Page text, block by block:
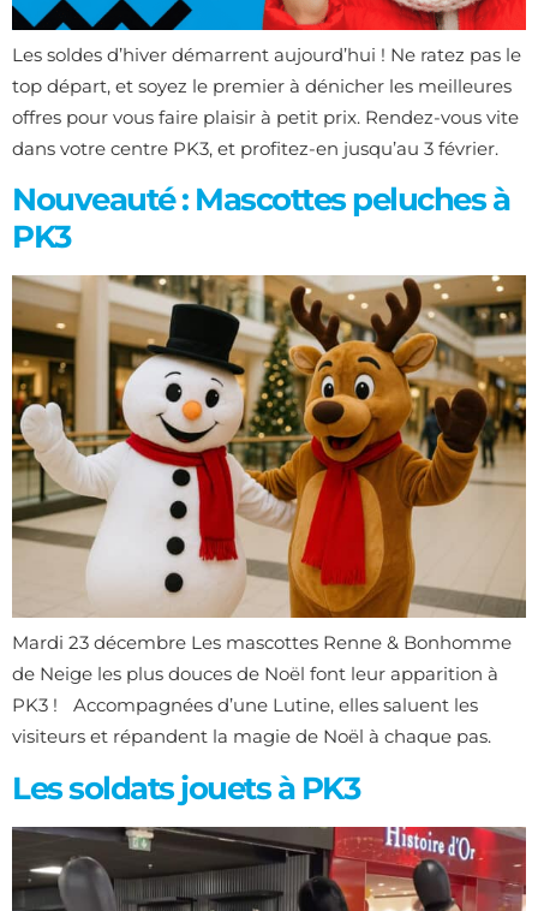
Les soldes d’hiver démarrent aujourd’hui ! Ne ratez pas le
top départ, et soyez le premier à dénicher les meilleures
offres pour vous faire plaisir à petit prix. Rendez-vous vite
dans votre centre PK3, et profitez-en jusqu’au 3 février.
Nouveauté : Mascottes peluches à
PK3
Mardi 23 décembre Les mascottes Renne & Bonhomme
de Neige les plus douces de Noël font leur apparition à
PK3 ! Accompagnées d’une Lutine, elles saluent les
visiteurs et répandent la magie de Noël à chaque pas.
Les soldats jouets à PK3